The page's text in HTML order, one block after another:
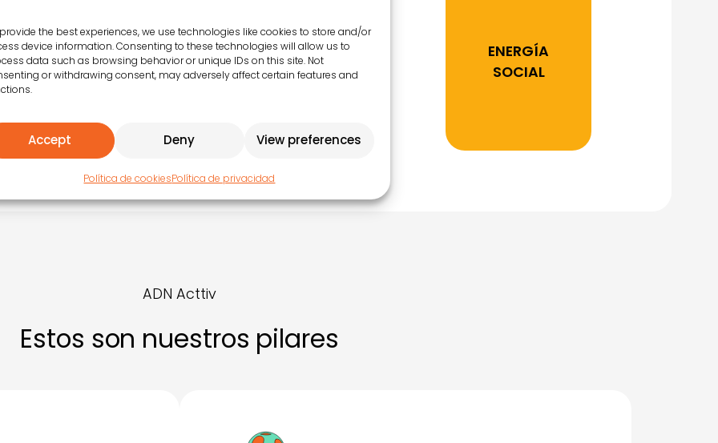
the best experiences, we use technologies like cookies to store and/or
device information. Consenting to these technologies will allow us to
data such as browsing behavior or unique IDs on this site. Not
or withdrawing consent, may adversely affect certain features and
Accept Deny View preferences
Política de cookiesPolítica de privacidad
PASIÓN
VOCACIONAL
INNOVACIÓN
TRANSFORMAD
ENERGÍA
SOCIAL
ADN Acttiv
Estos son nuestros pilares